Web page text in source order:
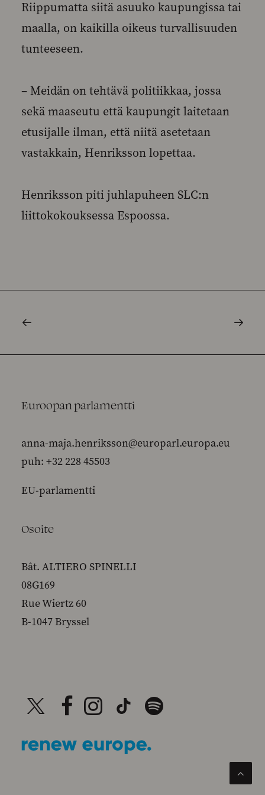
Riippumatta siitä asuuko kaupungissa tai
maalla, on kaikilla oikeus turvallisuuden
tunteeseen.
– Meidän on tehtävä politiikkaa, jossa
sekä maaseutu että kaupungit laitetaan
etusijalle ilman, että niitä asetetaan
vastakkain, Henriksson lopettaa.
Henriksson piti juhlapuheen SLC:n
liittokokouksessa Espoossa.
Euroopan parlamentti
anna-maja.henriksson@europarl.europa.eu
puh: +32 228 45503
EU-parlamentti
Osoite
Bât. ALTIERO SPINELLI
08G169
Rue Wiertz 60
B-1047 Bryssel